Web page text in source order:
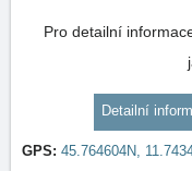
Pro detailní
Detailní
GPS: 45.764604N,